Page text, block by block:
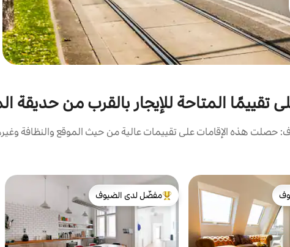
تقييمًا المتاحة للإيجار بالقرب من حديقة
حصلت هذه الإقامات على تقييمات عالية من حيث الموقع والنظافة
لدى الضيوف من أبرز البيوت المفضّلة لدى الضيوف
مفضّل لدى الضيوف